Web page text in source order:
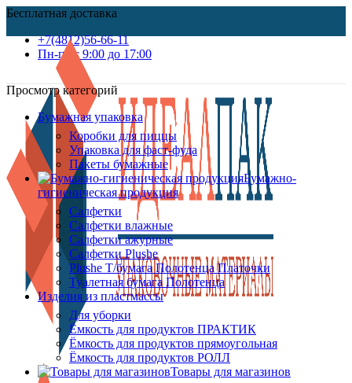
Бесплатная доставка
+7(4812)56-66-11
Пн-пт c 9:00 до 17:00
Просмотр категорий
Бумажная упаковка
Коробки для пиццы
Упаковка для фаст-фуда
Пакеты бумажные
Бумажно-
гигиеническая продукция
Салфетки
Салфетки влажные
Салфетки ажурные
Салфетки Plushe
Plushe Т/бумага Полотенца Платочки
Туалетная бумага Полотенца
Изделия из пластмассы
Для уборки
Ёмкость для продуктов ПРАКТИК
Ёмкость для продуктов прямоугольная
Ёмкость для продуктов РОЛЛ
Товары для магазинов